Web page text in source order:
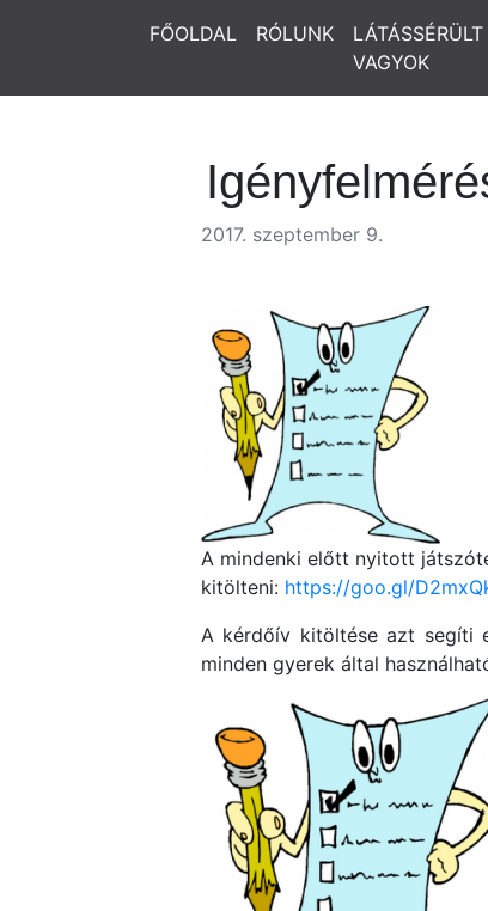
FŐOLDAL RÓLUNK
LÁTÁSSÉRÜLT
VAGYOK
2017. szeptember 9.
A mindenki előtt nyitott
kitölteni: https://goo.gl/
A kérdőív kitöltése azt segíti
minden gyerek által